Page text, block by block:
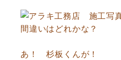
間違いはどれかな？
あ！ 杉板くんが！